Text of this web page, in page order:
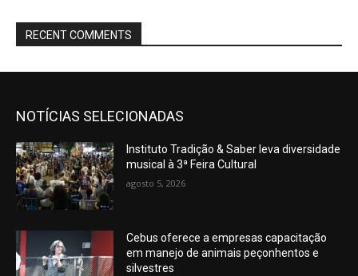
RECENT COMMENTS
NOTÍCIAS SELECIONADAS
Instituto Tradição & Saber leva diversidade
musical à 3ª Feira Cultural
agosto 5, 2026
Cebus oferece a empresas capacitação
em manejo de animais peçonhentos e
silvestres